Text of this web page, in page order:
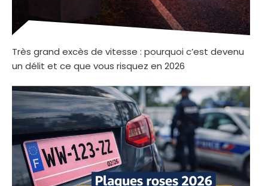
Très grand excès de vitesse : pourquoi c’est devenu
un délit et ce que vous risquez en 2026